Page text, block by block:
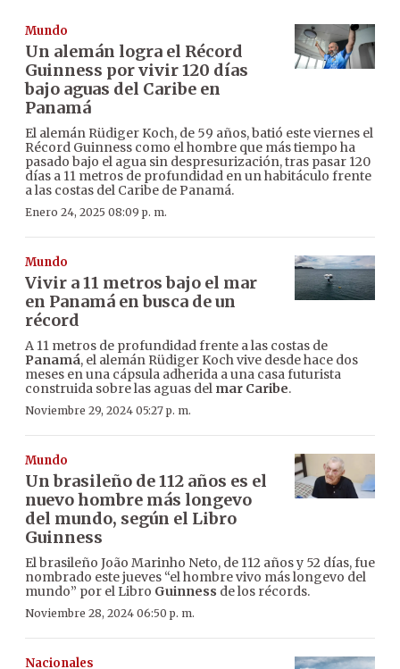
Mundo
Un alemán logra el Récord
Guinness por vivir 120 días
bajo aguas del Caribe en
Panamá
El alemán Rüdiger Koch, de 59 años, batió este viernes el
Récord Guinness como el hombre que más tiempo ha
pasado bajo el agua sin despresurización, tras pasar 120
días a 11 metros de profundidad en un habitáculo frente
a las costas del Caribe de Panamá.
Enero 24, 2025 08:09 p. m.
Mundo
Vivir a 11 metros bajo el mar
en Panamá en busca de un
récord
A 11 metros de profundidad frente a las costas de
Panamá, el alemán Rüdiger Koch vive desde hace dos
meses en una cápsula adherida a una casa futurista
construida sobre las aguas del mar Caribe.
Noviembre 29, 2024 05:27 p. m.
Mundo
Un brasileño de 112 años es el
nuevo hombre más longevo
del mundo, según el Libro
Guinness
El brasileño João Marinho Neto, de 112 años y 52 días, fue
nombrado este jueves “el hombre vivo más longevo del
mundo” por el Libro Guinness de los récords.
Noviembre 28, 2024 06:50 p. m.
Nacionales